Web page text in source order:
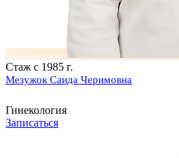
Стаж с 1985 г.
Мезужок Саида Черимовна
Гинекология
Записаться